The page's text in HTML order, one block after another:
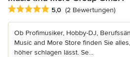
Durchschnittliche Bewertung: 5 von
5,0 (2 Bewertungen)
Ob Profimusiker, Hobby-DJ,
Music and More Store finden Sie
höher schlagen lässt. Se...